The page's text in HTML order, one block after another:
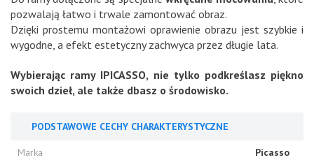
pozwalają łatwo i trwale zamontować obraz.
Dzięki prostemu montażowi oprawienie obrazu jest szybkie i
wygodne, a efekt estetyczny zachwyca przez długie lata.
Wybierając ramy IPICASSO, nie tylko podkreślasz piękno
swoich dzieł, ale także dbasz o środowisko.
PODSTAWOWE CECHY CHARAKTERYSTYCZNE
Marka
Picasso